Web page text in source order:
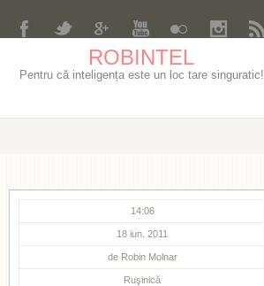
ROBINTEL
Pentru că inteligența este un loc tare singuratic!
14:06
18 iun. 2011
de Robin Molnar
Ruşinică